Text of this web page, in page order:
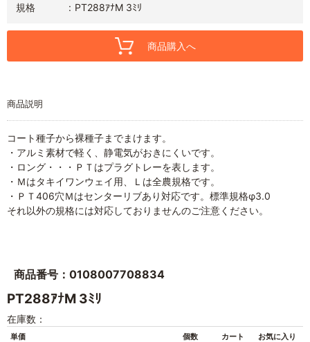
規格
PT288ｱﾅM 3ﾐﾘ
商品購入へ
商品説明
コート種子から裸種子までまけます。
・アルミ素材で軽く、静電気がおきにくいです。
・ロング・・・ＰＴはプラグトレーを表します。
・Ｍはタキイワンウェイ用、Ｌは全農規格です。
・ＰＴ406穴Ｍはセンターリブあり対応です。標準規格φ3.0
それ以外の規格には対応しておりませんのご注意ください。
商品番号：0108007708834
PT288ｱﾅM 3ﾐﾘ
在庫数：
単価 個数 カート お気に入り